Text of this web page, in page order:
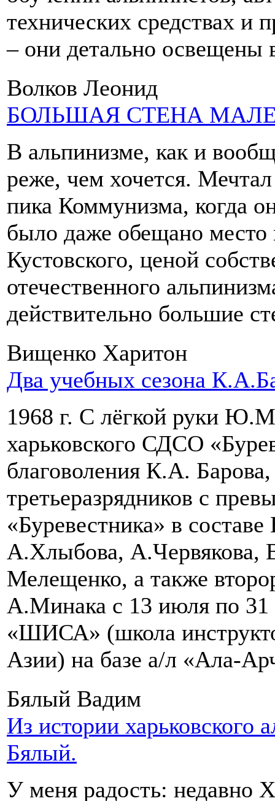
технических средствах и
– они детально освещены
Волков Леонид
БОЛЬШАЯ СТЕНА
В альпинизме, как и
реже, чем хочется.
пика Коммунизма, когда
было даже обещано место
Кустовского, ценой
отечественного
действительно большие
Вищенко Харитон
Два учебных сезона
1968 г. С лёгкой руки
харьковского СДСО
благоволения К.А.
третьеразрядников с
«Буревестника» в
А.Хлыбова, А.Червякова,
Мелещенко, а также
А.Минака с 13 июля по 31
«ШИСА» (школа
Азии) на базе а/л «Ала-
Бялый Вадим
Из истории харьковского
Бялый.
У меня радость: недавно